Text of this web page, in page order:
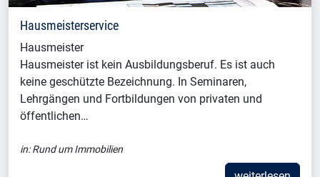
Hausmeisterservice
Hausmeister
Hausmeister ist kein Ausbildungsberuf. Es ist auch
keine geschützte Bezeichnung. In Seminaren,
Lehrgängen und Fortbildungen von privaten und
öffentlichen…
in:Rund um Immobilien